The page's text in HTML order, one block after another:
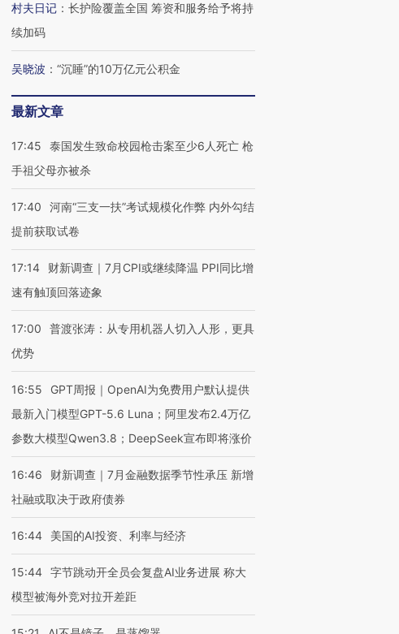
村夫日记 ： 长护险覆盖全国 筹资和服务给予将持
续加码
吴晓波 ： “沉睡”的10万亿元公积金
最新文章
17:45
泰国发生致命校园枪击案至少6人死亡 枪
手祖父母亦被杀
17:40
河南“三支一扶”考试规模化作弊 内外勾结
提前获取试卷
17:14
财新调查｜7月CPI或继续降温 PPI同比增
速有触顶回落迹象
17:00
普渡张涛：从专用机器人切入人形，更具
优势
16:55
GPT周报｜OpenAI为免费用户默认提供
最新入门模型GPT-5.6 Luna；阿里发布2.4万亿
参数大模型Qwen3.8；DeepSeek宣布即将涨价
16:46
财新调查｜7月金融数据季节性承压 新增
社融或取决于政府债券
16:44 美国的AI投资、利率与经济
15:44 字节跳动开全员会复盘AI业务进展 称大
模型被海外竞对拉开差距